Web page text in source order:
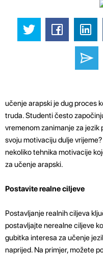
učenje arapski je dug proces
truda. Studenti često
vremenom zanimanje za jezik
svoju motivaciju dulje
nekoliko tehnika motivacije
za učenje arapski.
Postavite realne ciljeve
Postavljanje realnih ciljeva
postavljajte nerealne ciljeve
gubitka interesa za učenje
naprijed. Na primjer, možete